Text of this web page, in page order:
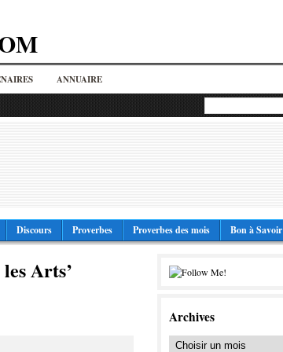
ANNUAIRE
Discours Proverbes Proverbes des mois Bon à Savoir
Arts’
Archives